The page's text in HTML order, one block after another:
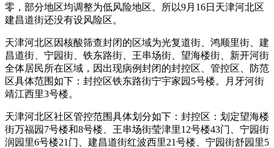
零，部分地区均调整为低风险地区。所以9月16日天津河北区
建昌道街还没有设风险区。
天津河北区因核酸筛查封闭的区域为光复道街、鸿顺里街、建
昌道街、宁园街、铁东路街、王串场街、望海楼街、新开河街
全体居民所在区域，因出现病例封闭的封控区、管控区、防范
区具体范围如下：封控区铁东路街宁宇家园5号楼。月牙河街
靖江西里3号楼。
天津河北区社区管控范围具体划分如下：封控区：划定望海楼
街万福园7号楼和8号楼、王串场街莹津里12号楼43门、宁园街
润园里6号楼21门、建昌道街红波西里21号楼、宁园街舒园里5